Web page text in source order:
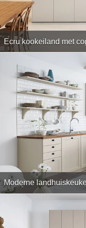
Ecru kookeiland met
Moderne